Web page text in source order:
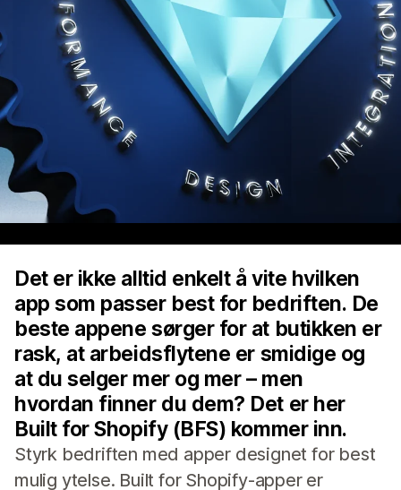
Det er ikke alltid enkelt å vite hvilken
app som passer best for bedriften. De
beste appene sørger for at butikken er
rask, at arbeidsflytene er smidige og
at du selger mer og mer – men
hvordan finner du dem? Det er her
Built for Shopify (BFS) kommer inn.
Styrk bedriften med apper designet for best
mulig ytelse. Built for Shopify-apper er